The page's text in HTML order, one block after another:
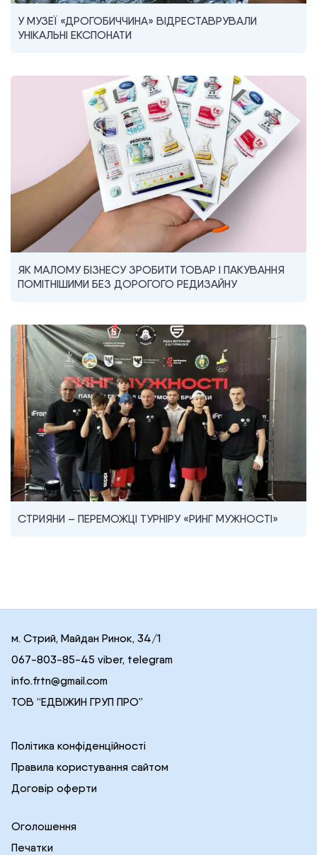
У МУЗЕЇ «ДРОГОБИЧЧИНА» ВІДРЕСТАВРУВАЛИ
УНІКАЛЬНІ ЕКСПОНАТИ
ЯК МАЛОМУ БІЗНЕСУ ЗРОБИТИ ТОВАР І ПАКУВАННЯ
ПОМІТНІШИМИ БЕЗ ДОРОГОГО РЕДИЗАЙНУ
СТРИЯНИ – ПЕРЕМОЖЦІ ТУРНІРУ «РИНГ МУЖНОСТІ»
м. Стрий, Майдан Ринок, 34/1
067-803-85-45 viber, telegram
info.frtn@gmail.com
ТОВ “ЕДВІЖИН ГРУП ПРО”
Політика конфіденційності
Правила користування сайтом
Договір оферти
Оголошення
Печатки